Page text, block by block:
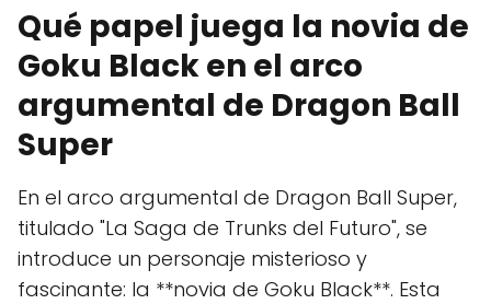
Qué papel juega la novia de
Goku Black en el arco
argumental de Dragon Ball
Super
En el arco argumental de Dragon Ball Super,
titulado "La Saga de Trunks del Futuro", se
introduce un personaje misterioso y
fascinante: la **novia de Goku Black**. Esta